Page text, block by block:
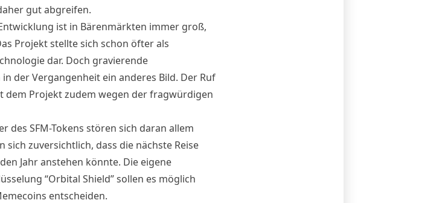
gut abgreifen.
ist in Bärenmärkten immer groß,
Projekt stellte sich schon öfter als
dar. Doch gravierende
der Vergangenheit ein anderes Bild. Der Ruf
dem Projekt zudem wegen der fragwürdigen
des SFM-Tokens stören sich daran allem
sich zuversichtlich, dass die nächste Reise
Jahr anstehen könnte. Die eigene
“Orbital Shield” sollen es möglich
entscheiden.